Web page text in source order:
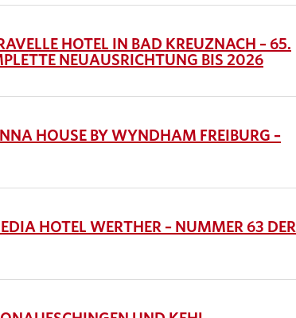
HOTEL IN BAD KREUZNACH – 65.
NEUAUSRICHTUNG BIS 2026
HOUSE BY WYNDHAM FREIBURG –
HOTEL WERTHER – NUMMER 63 DER